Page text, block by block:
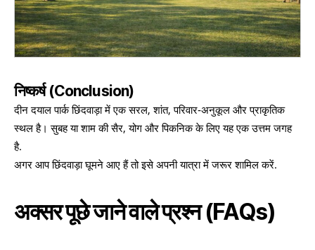
निष्कर्ष (Conclusion)
दीन दयाल पार्क छिंदवाड़ा में एक सरल, शांत, परिवार‑अनुकूल और प्राकृतिक
स्थल है। सुबह या शाम की सैर, योग और पिकनिक के लिए यह एक उत्तम जगह
है.
अगर आप छिंदवाड़ा घूमने आए हैं तो इसे अपनी यात्रा में जरूर शामिल करें.
अक्सर पूछे जाने वाले प्रश्न (FAQs)